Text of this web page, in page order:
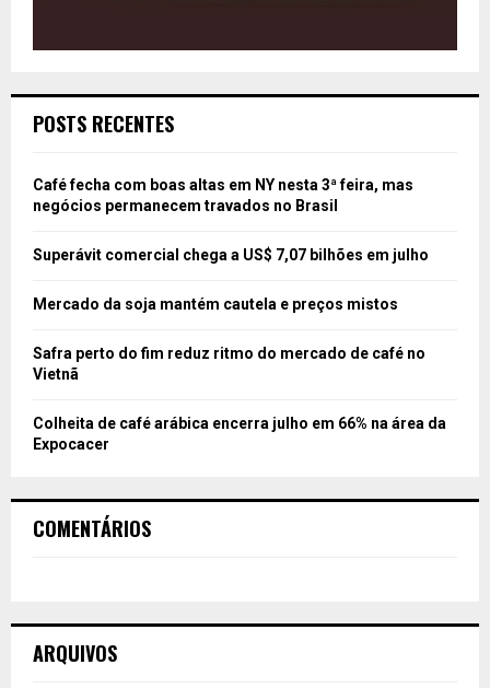
POSTS RECENTES
Café fecha com boas altas em NY nesta 3ª feira, mas
negócios permanecem travados no Brasil
Superávit comercial chega a US$ 7,07 bilhões em julho
Mercado da soja mantém cautela e preços mistos
Safra perto do fim reduz ritmo do mercado de café no
Vietnã
Colheita de café arábica encerra julho em 66% na área da
Expocacer
COMENTÁRIOS
ARQUIVOS